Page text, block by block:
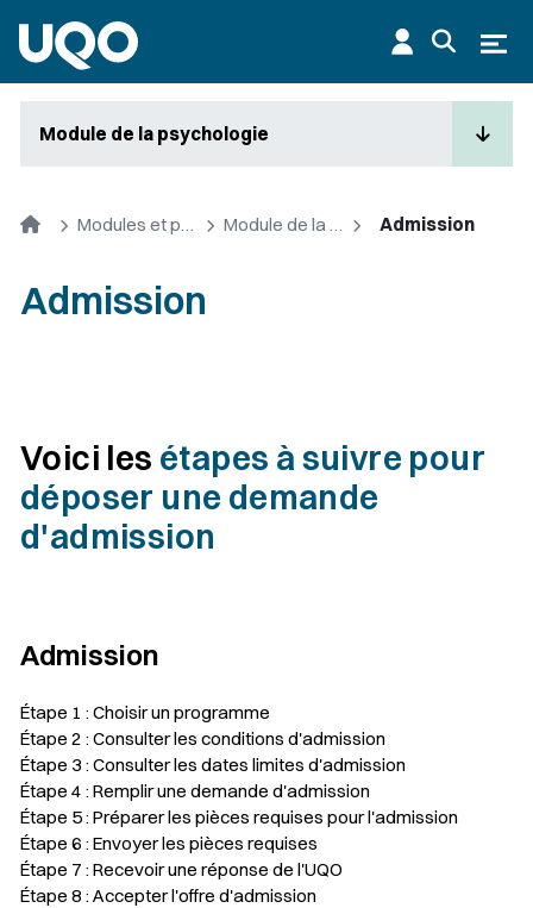
Module de la psychologie
Accueil Modules et premier cycle Module de la psychologie Admission
Admission
Voici les étapes à suivre pour
déposer une demande
d'admission
Admission
Étape 1 : Choisir un programme
Étape 2 : Consulter les conditions d'admission
Étape 3 : Consulter les dates limites d'admission
Étape 4 : Remplir une demande d'admission
Étape 5 : Préparer les pièces requises pour l'admission
Étape 6 : Envoyer les pièces requises
Étape 7 : Recevoir une réponse de l'UQO
Étape 8 : Accepter l'offre d'admission